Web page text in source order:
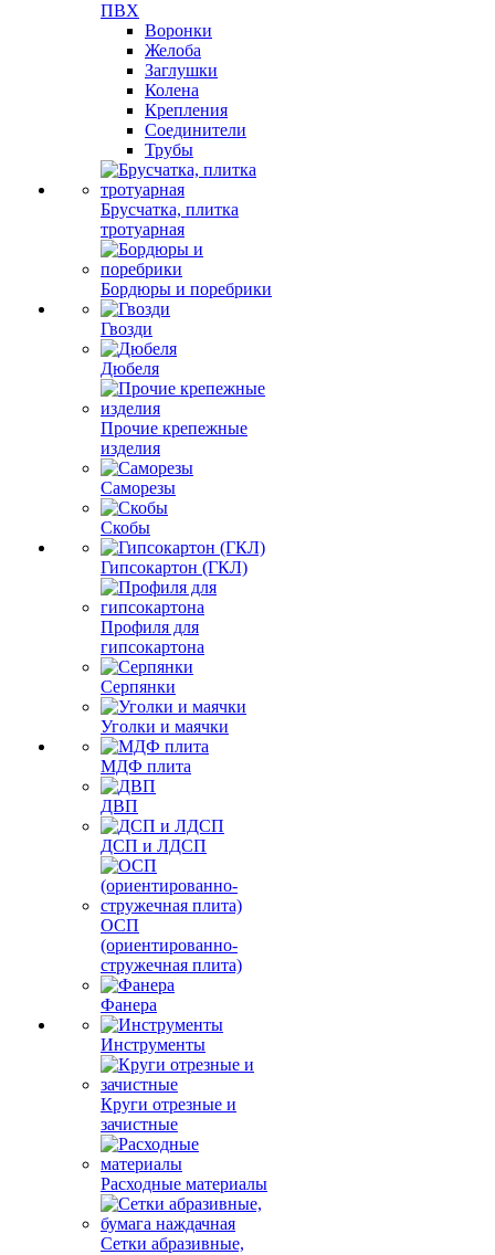
ПВХ
Воронки
Желоба
Заглушки
Колена
Крепления
Соединители
Трубы
Брусчатка, плитка
тротуарная
Бордюры и поребрики
Гвозди
Дюбеля
Прочие крепежные
изделия
Саморезы
Скобы
Гипсокартон (ГКЛ)
Профиля для
гипсокартона
Серпянки
Уголки и маячки
МДФ плита
ДВП
ДСП и ЛДСП
ОСП
(ориентированно-
стружечная плита)
Фанера
Инструменты
Круги отрезные и
зачистные
Расходные материалы
Сетки абразивные,